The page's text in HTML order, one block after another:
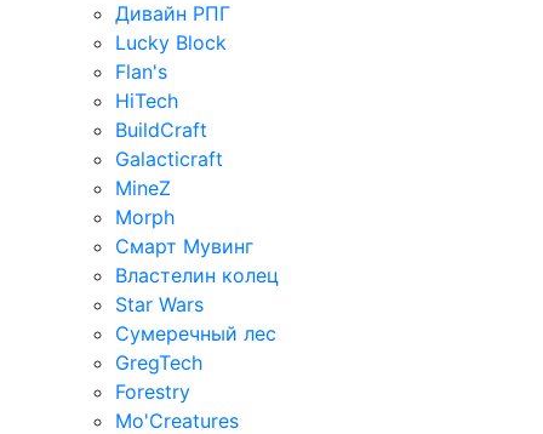
Дивайн РПГ
Lucky Block
Flan's
HiTech
BuildCraft
Galacticraft
MineZ
Morph
Смарт Мувинг
Властелин колец
Star Wars
Сумеречный лес
GregTech
Forestry
Mo'Creatures